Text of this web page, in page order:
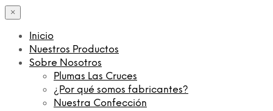
×
Inicio
Nuestros Productos
Sobre Nosotros
Plumas Las Cruces
¿Por qué somos fabricantes?
Nuestra Confección